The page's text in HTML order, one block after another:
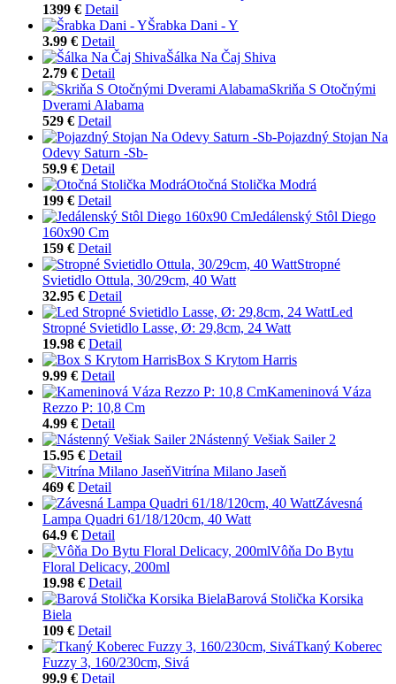
1399 € Detail
Šrabka Dani - Y
3.99 € Detail
Šálka Na Čaj Shiva
2.79 € Detail
Skriňa S Otočnými
Dverami Alabama
529 € Detail
Pojazdný Stojan Na
Odevy Saturn -Sb-
59.9 € Detail
Otočná Stolička Modrá
199 € Detail
Jedálenský Stôl Diego
160x90 Cm
159 € Detail
Stropné
Svietidlo Ottula, 30/29cm, 40 Watt
32.95 € Detail
Led
Stropné Svietidlo Lasse, Ø: 29,8cm, 24 Watt
19.98 € Detail
Box S Krytom Harris
9.99 € Detail
Kameninová Váza
Rezzo P: 10,8 Cm
4.99 € Detail
Nástenný Vešiak Sailer 2
15.95 € Detail
Vitrína Milano Jaseň
469 € Detail
Závesná
Lampa Quadri 61/18/120cm, 40 Watt
64.9 € Detail
Vôňa Do Bytu
Floral Delicacy, 200ml
19.98 € Detail
Barová Stolička Korsika
Biela
109 € Detail
Tkaný Koberec
Fuzzy 3, 160/230cm, Sivá
99.9 € Detail